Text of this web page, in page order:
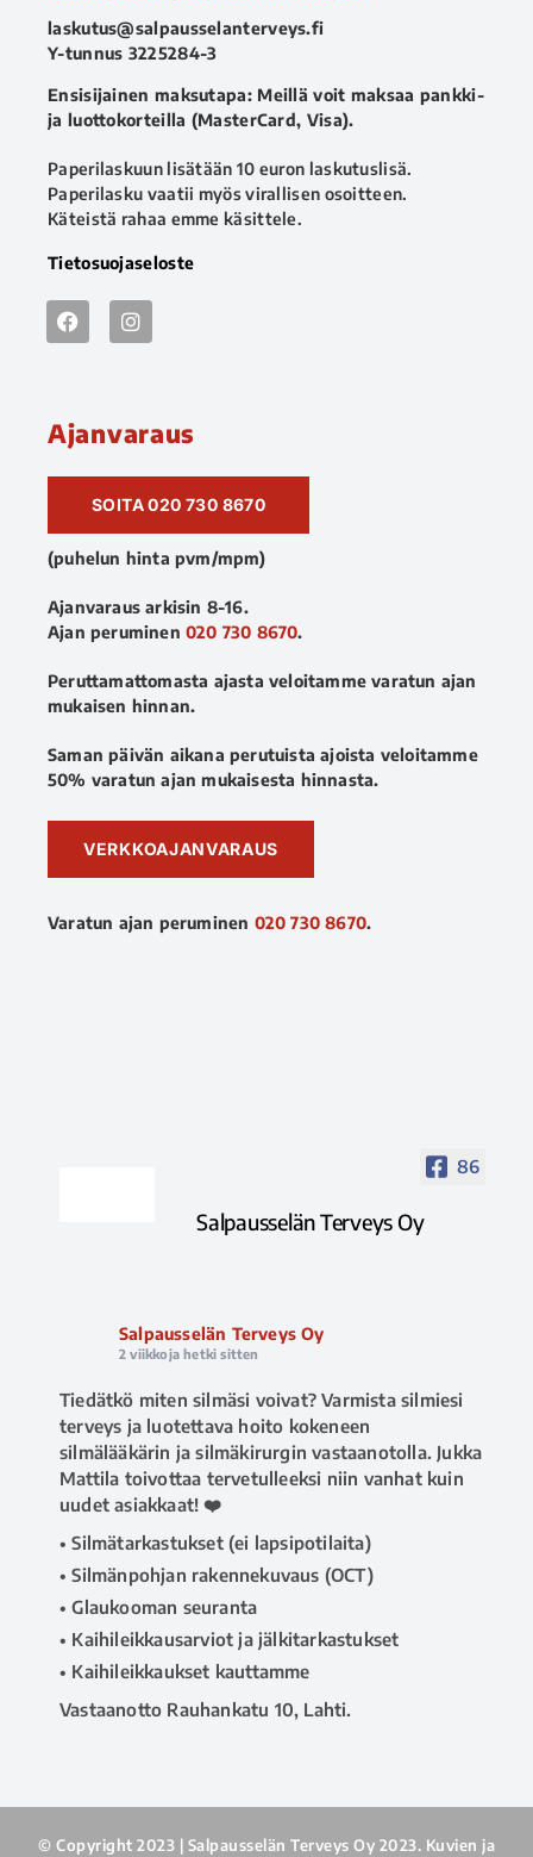
laskutus@salpausselanterveys.fi
Y-tunnus 3225284-3
Ensisijainen maksutapa: Meillä voit maksaa pankki-
ja luottokorteilla (MasterCard, Visa).
Paperilaskuun lisätään 10 euron laskutuslisä.
Paperilasku vaatii myös virallisen osoitteen.
Käteistä rahaa emme käsittele.
Tietosuojaseloste
Ajanvaraus
SOITA 020 730 8670
(puhelun hinta pvm/mpm)
Ajanvaraus arkisin 8-16.
Ajan peruminen 020 730 8670.
Peruttamattomasta ajasta veloitamme varatun ajan
mukaisen hinnan.
Saman päivän aikana perutuista ajoista veloitamme
50% varatun ajan mukaisesta hinnasta.
VERKKOAJANVARAUS
Varatun ajan peruminen 020 730 8670.
86
Salpausselän Terveys Oy
Salpausselän Terveys Oy
2 viikkoja hetki sitten
Tiedätkö miten silmäsi voivat? Varmista silmiesi
terveys ja luotettava hoito kokeneen
silmälääkärin ja silmäkirurgin vastaanotolla. Jukka
Mattila toivottaa tervetulleeksi niin vanhat kuin
uudet asiakkaat! ❤️
• Silmätarkastukset (ei lapsipotilaita)
• Silmänpohjan rakennekuvaus (OCT)
• Glaukooman seuranta
• Kaihileikkausarviot ja jälkitarkastukset
• Kaihileikkaukset kauttamme
Vastaanotto Rauhankatu 10, Lahti.
#salpausselänterveys #terveyspalvelut
#silmälääkäri #silmälääkärilahti #lahti
© Copyright 2023 | Salpausselän Terveys Oy 2023. Kuvien ja